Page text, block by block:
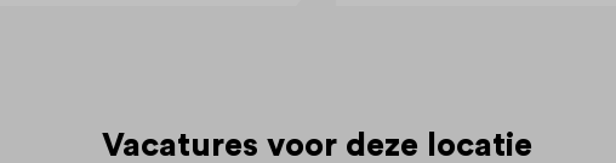
Vacatures voor deze locatie